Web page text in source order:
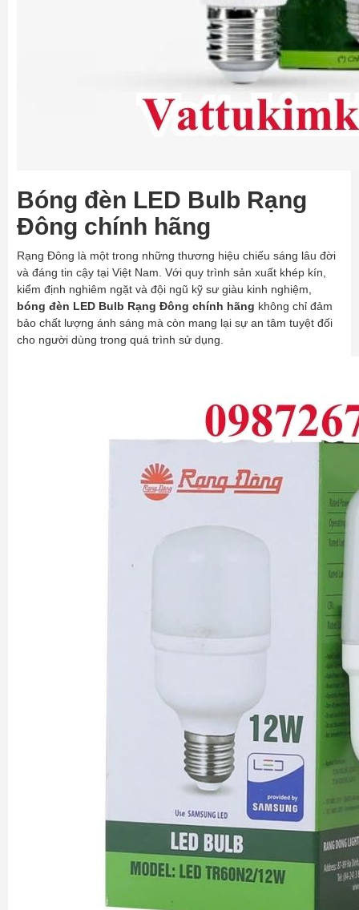
Bóng đèn LED Bulb Rạng
Đông chính hãng
Rạng Đông là một trong những thương hiệu chiếu sáng lâu đời
và đáng tin cậy tại Việt Nam. Với quy trình sản xuất khép kín,
kiểm định nghiêm ngặt và đội ngũ kỹ sư giàu kinh nghiệm,
bóng đèn LED Bulb Rạng Đông chính hãng không chỉ đảm
bảo chất lượng ánh sáng mà còn mang lại sự an tâm tuyệt đối
cho người dùng trong quá trình sử dụng.